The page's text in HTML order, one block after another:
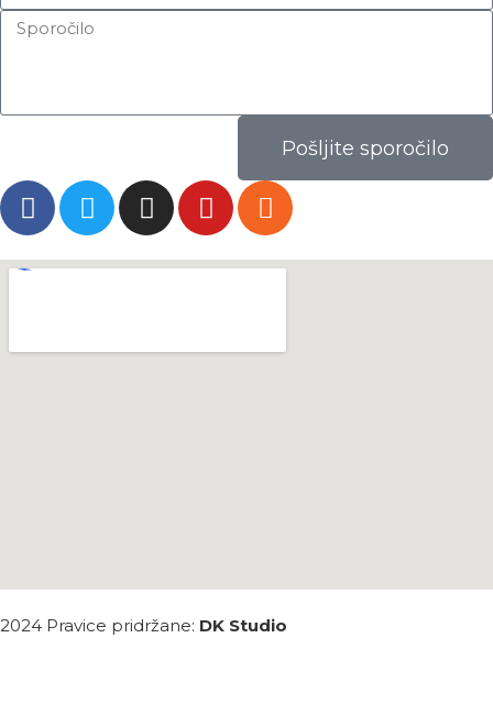
Pošljite sporočilo
2024 Pravice pridržane: DK Studio